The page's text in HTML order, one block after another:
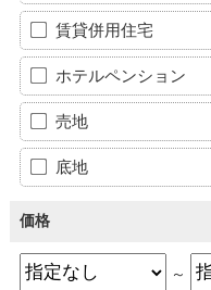
賃貸併用住宅
ホテルペンション
売地
底地
価格
～